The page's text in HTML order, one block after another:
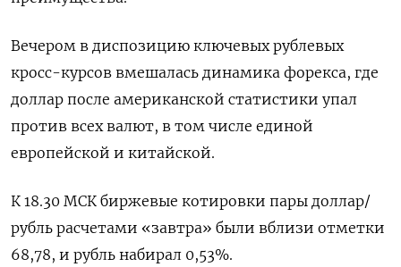
Вечером в диспозицию ключевых рублевых
кросс-курсов вмешалась динамика форекса, где
доллар после американской статистики упал
против всех валют, в том числе единой
европейской и китайской.
К 18.30 МСК биржевые котировки пары доллар/
рубль расчетами «завтра» были вблизи отметки
68,78, и рубль набирал 0,53%.